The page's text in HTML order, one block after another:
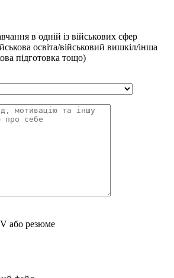
в одній із військових сфер
освіта/військовий вишкіл/інша
підготовка тощо)
або резюме